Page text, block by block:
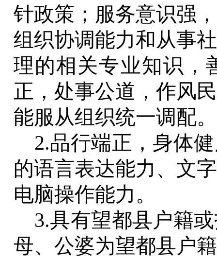
针政策；服务意识强
组织协调能力和从事
理的相关专业知识，
正，处事公道，作风
能服从组织统一调配。
2.品行端正，身体
的语言表达能力、文
电脑操作能力。
3.具有望都县户籍
母、公婆为望都县户